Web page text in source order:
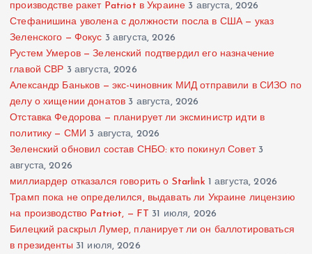
производстве ракет Patriot в Украине 3 августа, 2026
Стефанишина уволена с должности посла в США — указ
Зеленского — Фокус 3 августа, 2026
Рустем Умеров — Зеленский подтвердил его назначение
главой СВР 3 августа, 2026
Александр Баньков — экс-чиновник МИД отправили в СИЗО по
делу о хищении донатов 3 августа, 2026
Отставка Федорова — планирует ли эксминистр идти в
политику — СМИ 3 августа, 2026
Зеленский обновил состав СНБО: кто покинул Совет 3
августа, 2026
миллиардер отказался говорить о Starlink 1 августа, 2026
Трамп пока не определился, выдавать ли Украине лицензию
на производство Patriot, — FT 31 июля, 2026
Билецкий раскрыл Лумер, планирует ли он баллотироваться
в президенты 31 июля, 2026